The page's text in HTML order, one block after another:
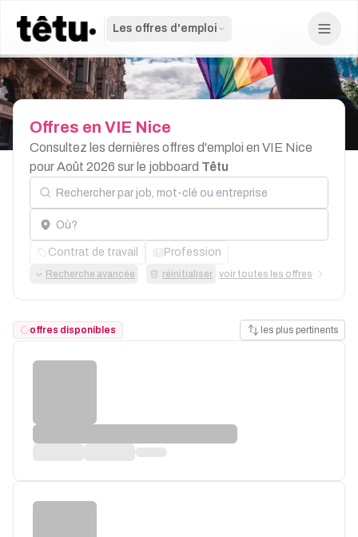
Les offres d'emploi
Offres en VIE Nice
Consultez les dernières offres d'emploi en VIE Nice
pour Août 2026 sur le jobboard Têtu
Rechercher par job, mot-clé ou entreprise
Localisation
Contrat de travail Profession
Recherche avancée réinitialiser voir toutes les offres
offres disponibles les plus pertinents